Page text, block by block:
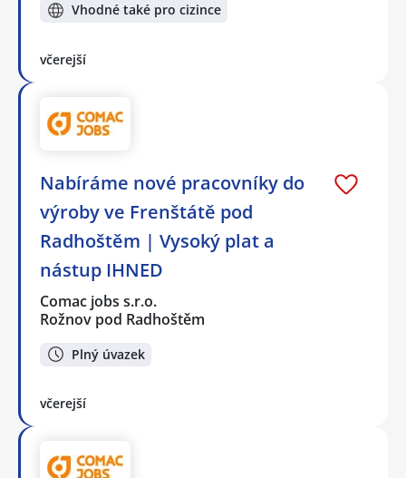
Vhodné také pro cizince
včerejší
Nabíráme nové pracovníky do
výroby ve Frenštátě pod
Radhoštěm | Vysoký plat a
nástup IHNED
Comac jobs s.r.o.
Rožnov pod Radhoštěm
Plný úvazek
včerejší